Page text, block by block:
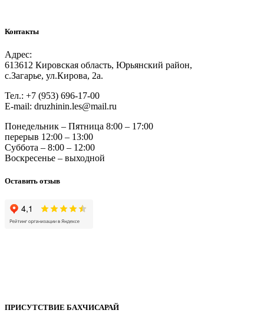
Контакты
Адрес:
613612 Кировская область, Юрьянский район,
с.Загарье, ул.Кирова, 2а.
Тел.: +7 (953) 696-17-00
Е-mail: druzhinin.les@mail.ru
Понедельник – Пятница 8:00 – 17:00
перерыв 12:00 – 13:00
Суббота – 8:00 – 12:00
Воскресенье – выходной
Оставить отзыв
ПРИСУТСТВИЕ БАХЧИСАРАЙ